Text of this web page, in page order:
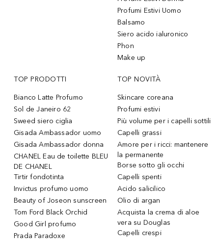
Profumi Estivi Uomo
Balsamo
Siero acido ialuronico
Phon
Make up
TOP PRODOTTI
Bianco Latte Profumo
Sol de Janeiro 62
Sweed siero ciglia
Gisada Ambassador uomo
Gisada Ambassador donna
CHANEL Eau de toilette BLEU
DE CHANEL
Tirtir fondotinta
Invictus profumo uomo
Beauty of Joseon sunscreen
Tom Ford Black Orchid
Good Girl profumo
Prada Paradoxe
TOP NOVITÀ
Skincare coreana
Profumi estivi
Più volume per i capelli sottili
Capelli grassi
Amore per i ricci: mantenere
la permanente
Borse sotto gli occhi
Capelli spenti
Acido salicilico
Olio di argan
Acquista la crema di aloe
vera su Douglas
Capelli crespi